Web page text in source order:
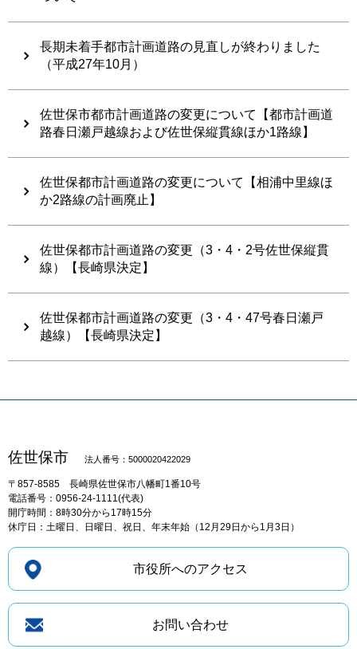
長期未着手都市計画道路の見直しが終わりました
（平成27年10月）
佐世保市都市計画道路の変更について【都市計画道
路春日瀬戸越線および佐世保縦貫線ほか1路線】
佐世保都市計画道路の変更について【相浦中里線ほ
か2路線の計画廃止】
佐世保都市計画道路の変更（3・4・2号佐世保縦貫
線）【長崎県決定】
佐世保都市計画道路の変更（3・4・47号春日瀬戸
越線）【長崎県決定】
佐世保市 法人番号：5000020422029
〒857-8585 長崎県佐世保市八幡町1番10号
電話番号：0956-24-1111(代表)
開庁時間：8時30分から17時15分
休庁日：土曜日、日曜日、祝日、年末年始（12月29日から1月3日）
市役所へのアクセス
お問い合わせ